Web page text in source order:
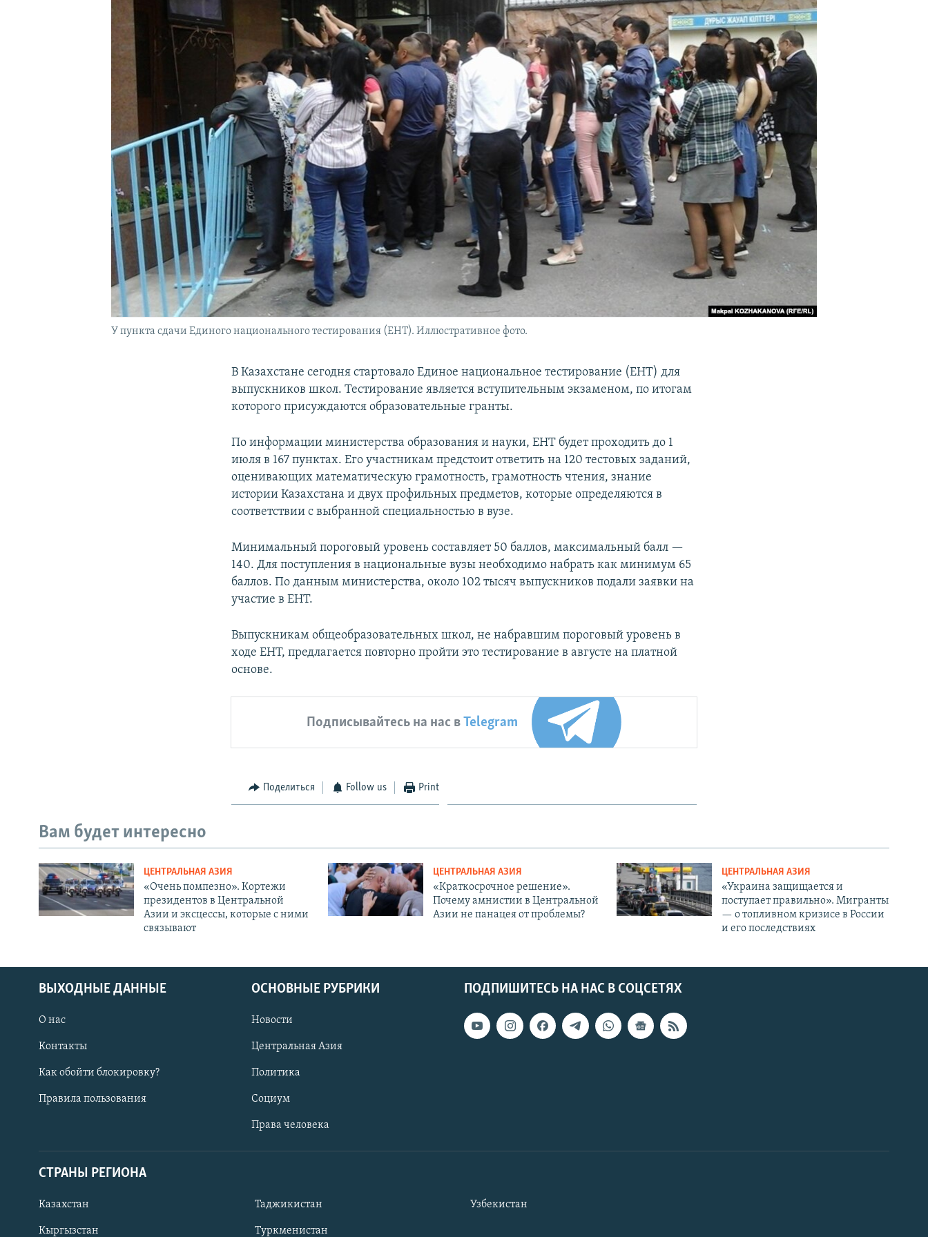
У пункта сдачи Единого национального тестирования (ЕНТ). Иллюстративное фото.
В Казахстане сегодня стартовало Единое национальное тестирование (ЕНТ) для
выпускников школ. Тестирование является вступительным экзаменом, по итогам
которого присуждаются образовательные гранты.
По информации министерства образования и науки, ЕНТ будет проходить до 1
июля в 167 пунктах. Его участникам предстоит ответить на 120 тестовых заданий,
оценивающих математическую грамотность, грамотность чтения, знание
истории Казахстана и двух профильных предметов, которые определяются в
соответствии c выбранной специальностью в вузе.
Минимальный пороговый уровень составляет 50 баллов, максимальный балл —
140. Для поступления в национальные вузы необходимо набрать как минимум 65
баллов. По данным министерства, около 102 тысяч выпускников подали заявки на
участие в ЕНТ.
Выпускникам общеобразовательных школ, не набравшим пороговый уровень в
ходе ЕНТ, предлагается повторно пройти это тестирование в августе на платной
основе.
Подписывайтесь на нас вTelegram
Поделиться Follow us Print
Вам будет интересно
ЦЕНТРАЛЬНАЯ АЗИЯ
«Очень помпезно». Кортежи
президентов в Центральной
Азии и эксцессы, которые с ними
связывают
ЦЕНТРАЛЬНАЯ АЗИЯ
«Краткосрочное решение».
Почему амнистии в Центральной
Азии не панацея от проблемы?
ЦЕНТРАЛЬНАЯ АЗИЯ
«Украина защищается и
поступает правильно». Мигранты
— о топливном кризисе в России
и его последствиях
ПОДПИШИТЕСЬ НА НАС В СОЦСЕТЯХ
ВЫХОДНЫЕ ДАННЫЕ
О нас
Контакты
Как обойти блокировку?
Правила пользования
ОСНОВНЫЕ РУБРИКИ
Новости
Центральная Азия
Политика
Социум
Права человека
СТРАНЫ РЕГИОНА
Казахстан
Кыргызстан
Таджикистан
Туркменистан
Узбекистан